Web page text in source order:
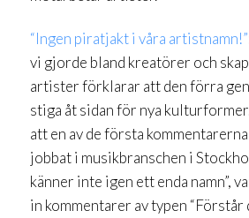
“Ingen piratjakt i våra artistnamn!”
vi gjorde bland kreatörer och
artister förklarar att den förra
stiga åt sidan för nya
att en av de första
jobbat i musikbranschen i
känner inte igen ett enda namn”,
in kommentarer av typen “Förstår